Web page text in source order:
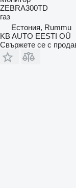
ZEBRA300TD
газ
Естония, Rummu
KB AUTO EESTI OÜ
Свържете се с